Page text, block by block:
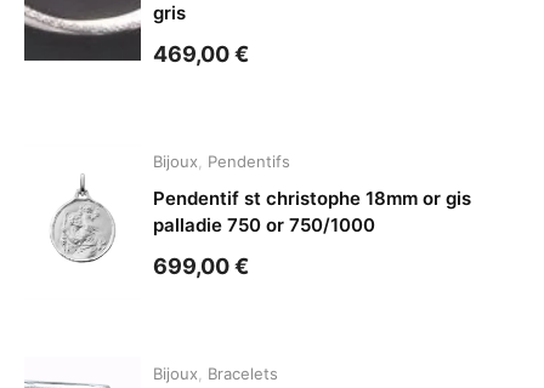
gris
469,00€
Bijoux Pendentifs
Pendentif st christophe 18mm or gis
palladie 750 or 750/1000
699,00€
Bijoux Bracelets